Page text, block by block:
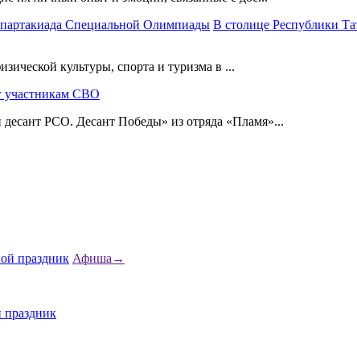
В столице Республики
культуры, спорта и туризма в ...
участникам СВО
РСО. Десант Победы» из отряда «Пламя»...
Афиша →
праздник